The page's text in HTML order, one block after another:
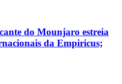
do Mounjaro estreia
da Empiricus;